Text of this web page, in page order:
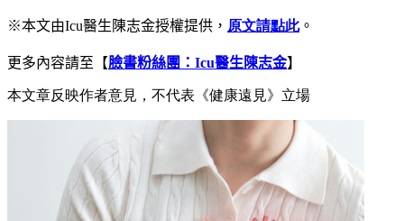
※本文由Icu醫生陳志金授權提供， 原文請點此。
更多內容請至 【臉書粉絲團： Icu醫生陳志金】
本文章反映作者意見，不代表《健康遠見》立場